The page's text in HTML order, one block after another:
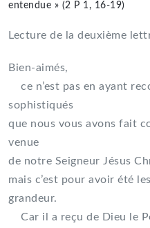
entendue » (2 P 1, 16-19)
Lecture de la deuxième
Bien-aimés,
ce n’est pas en ayant
sophistiqués
que nous vous avons fait
venue
de notre Seigneur Jésus
mais c’est pour avoir été
grandeur.
Car il a reçu de Dieu le